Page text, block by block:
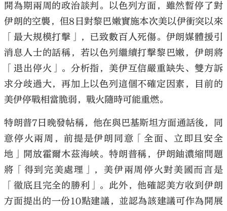
開為期兩周的政治談判。以色列方面，雖然暫停了對
伊朗的空襲，但8日對黎巴嫩實施本次美以伊衝突以來
「最大規模打擊」，已致數百人死傷。伊朗媒體援引
消息人士的話稱，若以色列繼續打擊黎巴嫩，伊朗將
「退出停火」。分析指，美伊互信嚴重缺失、雙方訴
求分歧過大，再加上以色列這個不確定因素，目前的
美伊停戰相當脆弱，戰火隨時可能重燃。
特朗普7日晚發帖稱，他在與巴基斯坦方面通話後，同
意停火兩周，前提是伊朗同意「全面、立即且安全
地」開放霍爾木茲海峽。特朗普稱，伊朗鈾濃縮問題
將「得到完美處理」，美伊兩周停火對美國而言是
「徹底且完全的勝利」。此外，他確認美方收到伊朗
方面提出的一份10點建議，並認為該建議可作為開展